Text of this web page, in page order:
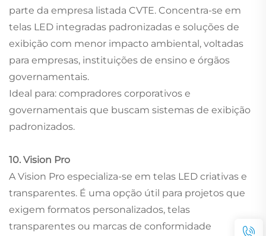
parte da empresa listada CVTE. Concentra-se em
telas LED integradas padronizadas e soluções de
exibição com menor impacto ambiental, voltadas
para empresas, instituições de ensino e órgãos
governamentais.
Ideal para: compradores corporativos e
governamentais que buscam sistemas de exibição
padronizados.
10. Vision Pro
A Vision Pro especializa-se em telas LED criativas e
transparentes. É uma opção útil para projetos que
exigem formatos personalizados, telas
transparentes ou marcas de conformidade